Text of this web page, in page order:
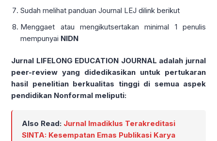
Sudah melihat panduan Journal LEJ dilink berikut
Menggaet atau mengikutsertakan minimal 1 penulis
mempunyai NIDN
Jurnal LIFELONG EDUCATION JOURNAL adalah jurnal
peer-review yang didedikasikan untuk pertukaran
hasil penelitian berkualitas tinggi di semua aspek
pendidikan Nonformal meliputi:
Also Read: Jurnal Imadiklus Terakreditasi
SINTA: Kesempatan Emas Publikasi Karya